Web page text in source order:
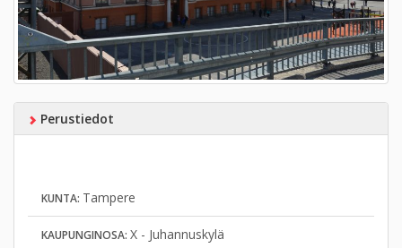
Perustiedot
KUNTA: Tampere
KAUPUNGINOSA: X - Juhannuskylä